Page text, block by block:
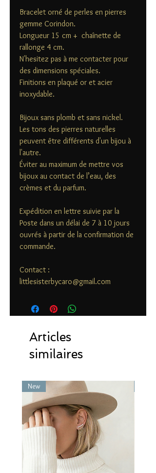
Bracelet orné de perles en pierres
gemme Corindon.
Longueur 15 cm + chaînette de
rallonge 4 cm.
N'hesitez pas à me contacter pour
des dimensions spéciales.
Finitions en plaqué or et acier
inoxydable.
Bijoux sans plomb et sans nickel.
Les tons des pierres naturelles
peuvent être différents d'un bijou à
l'autre.
Éviter au maximum de mettre vos
bijoux au contact de l’eau, des
crèmes et du parfum.
Expédition en lettre suivie par la
Poste dans un délai de 7 à 10 jours
ouvrés à partir de la confirmation de
commande.
Contact :
littlesisterbycaro@gmail.com
Articles
similaires
New